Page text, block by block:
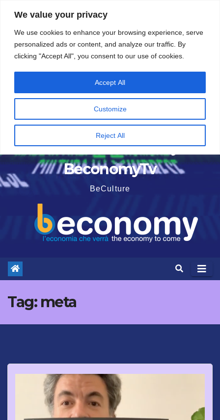
We value your privacy
We use cookies to enhance your browsing experience, serve
personalized ads or content, and analyze our traffic. By
clicking "Accept All", you consent to our use of cookies.
Customize
Reject All
Accept All
contenuto
6 Agosto 2026
BeconomyTv
BeCulture
Tag: meta